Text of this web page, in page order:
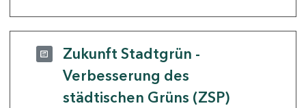
Zukunft Stadtgrün -
Verbesserung des
städtischen Grüns (ZSP)